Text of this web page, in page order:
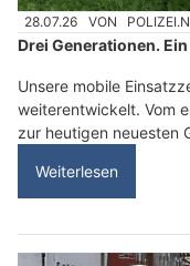
28.07.26 VON
Drei Generationen.
Unsere mobile
weiterentwickelt. Vom
zur heutigen neuesten
Weiterlesen